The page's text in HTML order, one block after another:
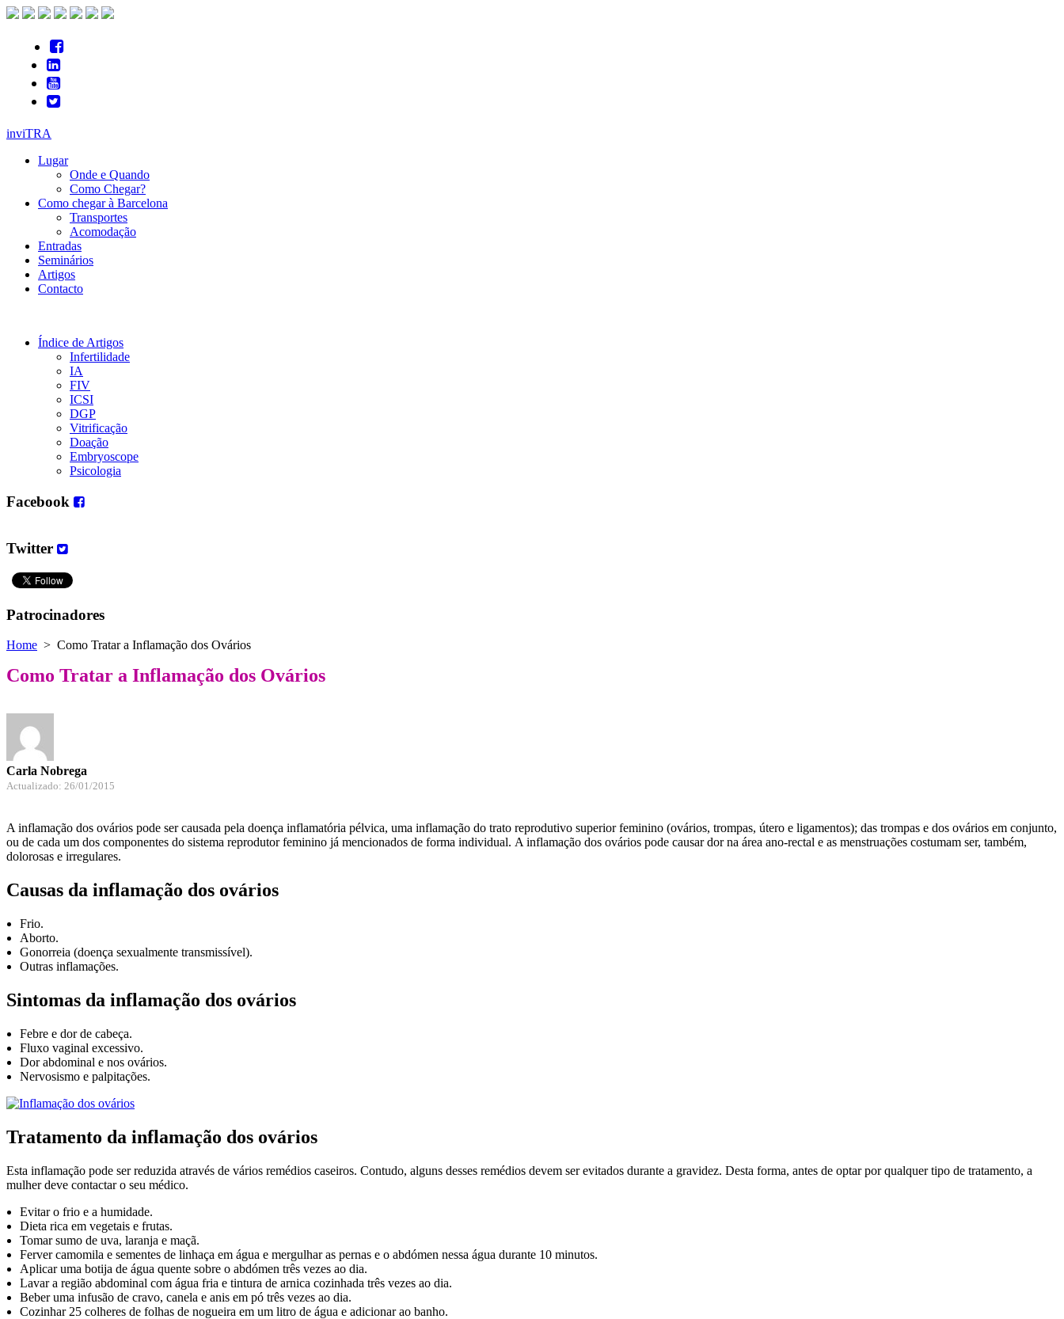
inviTRA
Lugar
Onde e Quando
Como Chegar?
Como chegar à Barcelona
Transportes
Acomodação
Entradas
Seminários
Artigos
Contacto
Índice de Artigos
Infertilidade
IA
FIV
ICSI
DGP
Vitrificação
Doação
Embryoscope
Psicologia
Facebook
Twitter
Patrocinadores
Home > Como Tratar a Inflamação dos Ovários
Como Tratar a Inflamação dos Ovários
Carla Nobrega
Actualizado: 26/01/2015
A inflamação dos ovários pode ser causada pela doença inflamatória pélvica, uma inflamação do trato reprodutivo superior feminino (ovários, trompas, útero e ligamentos); das trompas e dos ovários em conjunto,
ou de cada um dos componentes do sistema reprodutor feminino já mencionados de forma individual. A inflamação dos ovários pode causar dor na área ano-rectal e as menstruações costumam ser, também,
dolorosas e irregulares.
Causas da inflamação dos ovários
Frio.
Aborto.
Gonorreia (doença sexualmente transmissível).
Outras inflamações.
Sintomas da inflamação dos ovários
Febre e dor de cabeça.
Fluxo vaginal excessivo.
Dor abdominal e nos ovários.
Nervosismo e palpitações.
Tratamento da inflamação dos ovários
Esta inflamação pode ser reduzida através de vários remédios caseiros. Contudo, alguns desses remédios devem ser evitados durante a gravidez. Desta forma, antes de optar por qualquer tipo de tratamento, a
mulher deve contactar o seu médico.
Evitar o frio e a humidade.
Dieta rica em vegetais e frutas.
Tomar sumo de uva, laranja e maçã.
Ferver camomila e sementes de linhaça em água e mergulhar as pernas e o abdómen nessa água durante 10 minutos.
Aplicar uma botija de água quente sobre o abdómen três vezes ao dia.
Lavar a região abdominal com água fria e tintura de arnica cozinhada três vezes ao dia.
Beber uma infusão de cravo, canela e anis em pó três vezes ao dia.
Cozinhar 25 colheres de folhas de nogueira em um litro de água e adicionar ao banho.